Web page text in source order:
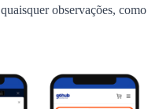
observações, como